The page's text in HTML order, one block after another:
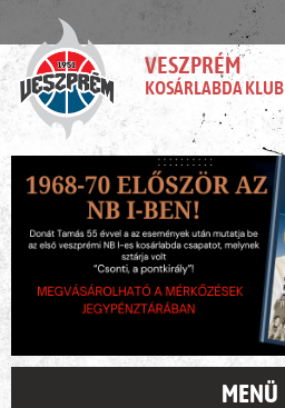
VESZPRÉM
KOSÁRLABDA KLUB
MENÜ